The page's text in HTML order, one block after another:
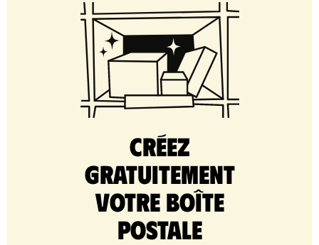
Créez
gratuitement
votre Boîte
postale